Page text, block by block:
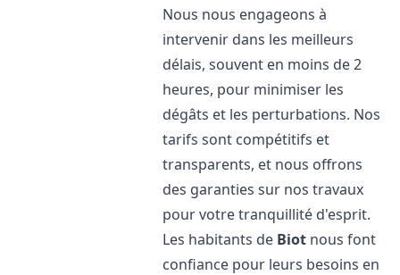
Nous nous engageons à
intervenir dans les meilleurs
délais, souvent en moins de 2
heures, pour minimiser les
dégâts et les perturbations. Nos
tarifs sont compétitifs et
transparents, et nous offrons
des garanties sur nos travaux
pour votre tranquillité d'esprit.
Les habitants de Biot nous font
confiance pour leurs besoins en